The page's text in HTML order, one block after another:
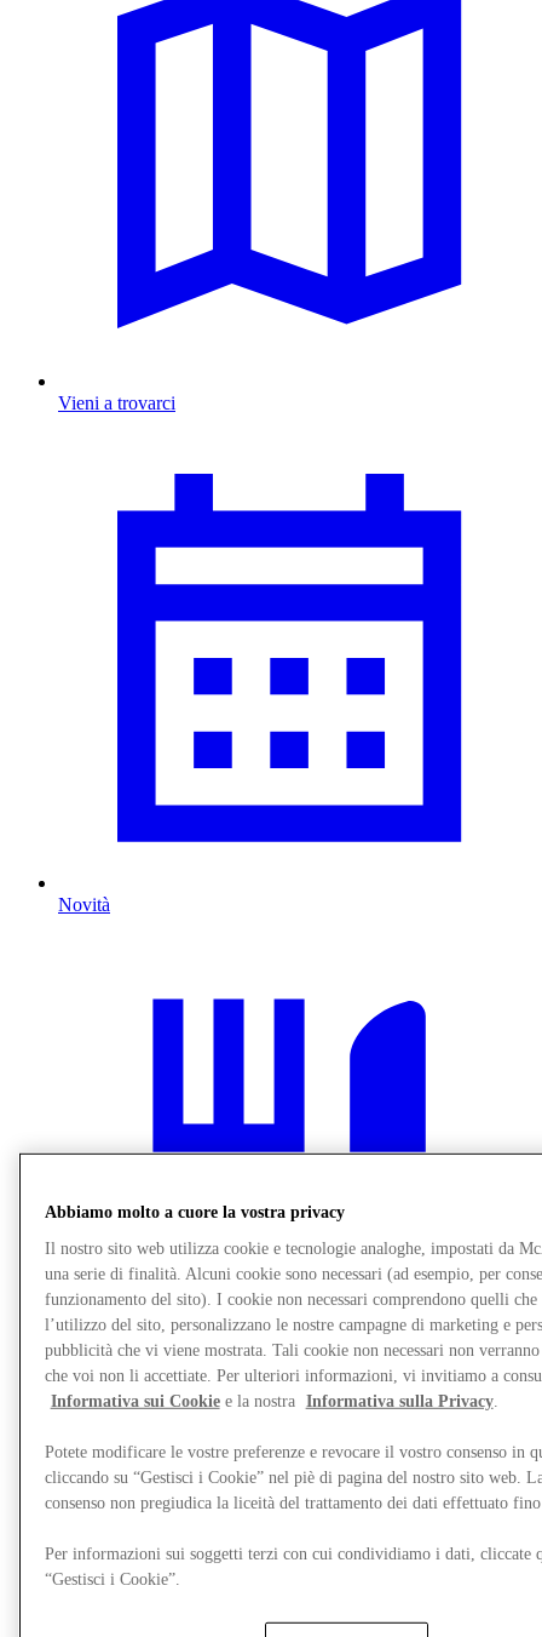
Vieni a trovarci
Novità
Ristoranti
Mappa del Centro
Gift Cards
Abbiamo molto a cuore la vostra privacy
Il nostro sito web utilizza cookie e tecnologie analoghe, impostati da
una serie di finalità. Alcuni cookie sono necessari (ad esempio, per
funzionamento del sito). I cookie non necessari comprendono quelli che
l’utilizzo del sito, personalizzano le nostre campagne di marketing e
pubblicità che vi viene mostrata. Tali cookie non necessari non
che voi non li accettiate. Per ulteriori informazioni, vi invitiamo a
Informativa sui Cookiee la nostra Informativa sulla Privacy.
Potete modificare le vostre preferenze e revocare il vostro consenso in
cliccando su “Gestisci i Cookie” nel piè di pagina del nostro sito web.
consenso non pregiudica la liceità del trattamento dei dati effettuato
Per informazioni sui soggetti terzi con cui condividiamo i dati, cliccate
“Gestisci i Cookie”.